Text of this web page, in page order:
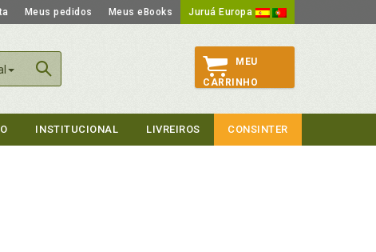
Meus pedidos Meus eBooks Juruá Europa
MEU
CARRINHO
INSTITUCIONAL LIVREIROS CONSINTER